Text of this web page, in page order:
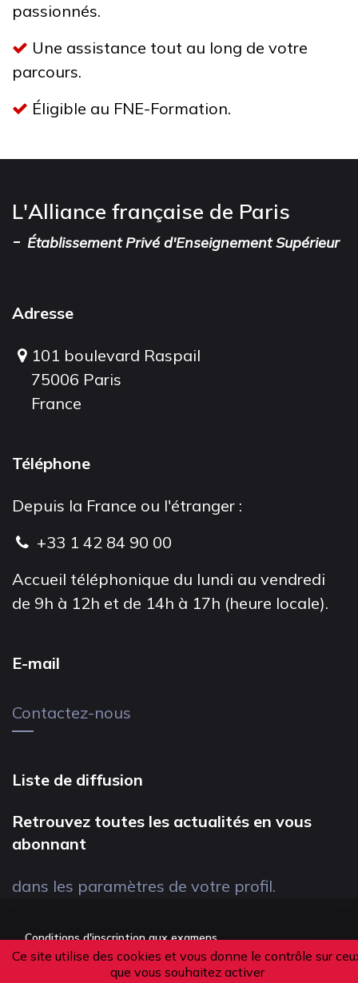
Ce site utilise des cookies et vous donne le contrôle sur
que vous souhaitez activer
passionnés.
Une assistance tout au long de votre
parcours.
Éligible au FNE-Formation.
L'Alliance française de Paris
- Établissement Privé d'Enseignement Supérieur
Adresse
101 boulevard Raspail
75006 Paris
France
Téléphone
Depuis la France ou l'étranger :
+33 1 42 84 90 00
Accueil téléphonique du lundi au vendredi
de 9h à 12h et de 14h à 17h (heure locale).
E-mail
Contactez-nous
Liste de diffusion
Retrouvez toutes les actualités en vous
abonnant
dans les paramètres de votre profil.
Conditions d'inscription aux examens
Politique de confidentialité